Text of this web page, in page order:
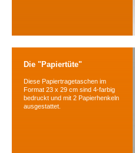
Die "Papiertüte"
Diese Papiertragetaschen im
Format 23 x 29 cm sind 4-farbig
bedruckt und mit 2 Papierhenkeln
ausgestattet.